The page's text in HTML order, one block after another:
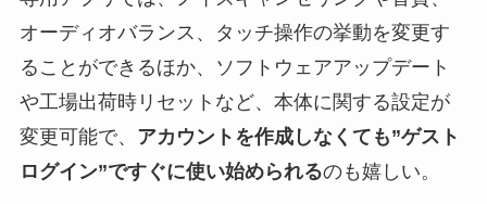
オーディオバランス、タッチ操作の挙動を変更す
ることができるほか、ソフトウェアアップデート
や工場出荷時リセットなど、本体に関する設定が
変更可能で、 アカウントを作成しなくても”ゲスト
ログイン”ですぐに使い始められるのも嬉しい。